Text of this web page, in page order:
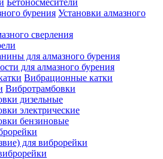
Бетоносмесители
Установки алмазного
сверления
для алмазного бурения
для алмазного бурения
Вибрационные катки
Вибротрамбовки
дизельные
электрические
бензиновые
для виброрейки